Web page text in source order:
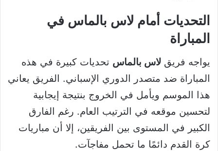
التحديات أمام لاس بالماس في
المباراة
يواجه فريق لاس بالماس تحديات كبيرة في هذه
المباراة ضد متصدر الدوري الإسباني. الفريق يعاني
هذا الموسم ويأمل في الخروج بنتيجة إيجابية
لتحسين موقعه في الترتيب العام. رغم الفارق
الكبير في المستوى بين الفريقين، إلا أن مباريات
كرة القدم دائمًا ما تحمل مفاجآت.